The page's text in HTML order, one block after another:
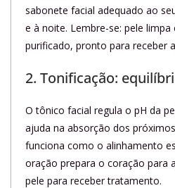
sabonete facial adequado ao
e à noite. Lembre-se: pele
purificado, pronto para receber
2. Tonificação:
O tônico facial regula o pH da
ajuda na absorção dos
funciona como o alinhamento
oração prepara o coração para
pele para receber tratamento.